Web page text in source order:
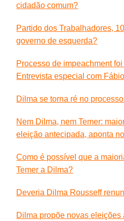
cidadão comum?
Partido dos Trabalhadores,
governo de esquerda?
Processo de impeachment
Entrevista especial com
Dilma se torna ré no
Nem Dilma, nem Temer:
eleição antecipada, aponta
Como é possível que a
Temer a Dilma?
Deveria Dilma Rousseff
Dilma propõe novas eleições